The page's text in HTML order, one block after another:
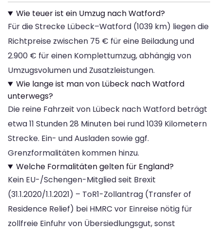
Wie teuer ist ein Umzug nach Watford?
Für die Strecke Lübeck–Watford (1039 km) liegen die
Richtpreise zwischen 75 € für eine Beiladung und
2.900 € für einen Komplettumzug, abhängig von
Umzugsvolumen und Zusatzleistungen.
Wie lange ist man von Lübeck nach Watford
unterwegs?
Die reine Fahrzeit von Lübeck nach Watford beträgt
etwa 11 Stunden 28 Minuten bei rund 1039 Kilometern
Strecke. Ein- und Ausladen sowie ggf.
Grenzformalitäten kommen hinzu.
Welche Formalitäten gelten für England?
Kein EU-/Schengen-Mitglied seit Brexit
(31.1.2020/1.1.2021) – ToR1-Zollantrag (Transfer of
Residence Relief) bei HMRC vor Einreise nötig für
zollfreie Einfuhr von Übersiedlungsgut, sonst